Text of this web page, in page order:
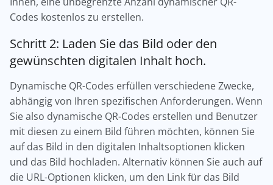
Codes kostenlos zu erstellen.
Schritt 2: Laden Sie das Bild oder den
gewünschten digitalen Inhalt hoch.
Dynamische QR-Codes erfüllen verschiedene Zwecke,
abhängig von Ihren spezifischen Anforderungen. Wenn
Sie also dynamische QR-Codes erstellen und Benutzer
mit diesen zu einem Bild führen möchten, können Sie
auf das Bild in den digitalen Inhaltsoptionen klicken
und das Bild hochladen. Alternativ können Sie auch auf
die URL-Optionen klicken, um den Link für das Bild